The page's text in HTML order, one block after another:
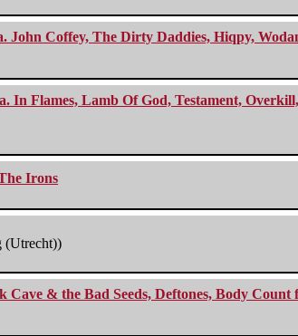
John Coffey, The Dirty Daddies, Hiqpy,
In Flames, Lamb Of God, Testament,
Irons
(Utrecht))
Cave & the Bad Seeds, Deftones, Body Count